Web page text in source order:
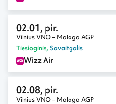
02.01, pir.
Vilnius VNO – Malaga AGP
Tiesioginis, Savaitgalis
Wizz Air
02.08, pir.
Vilnius VNO – Malaga AGP